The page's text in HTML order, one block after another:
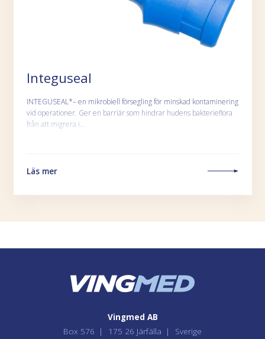
Integuseal
INTEGUSEAL*– en mikrobiell försegling för minskad kontaminering
vid operationer. Ger en barriär som hindrar hudens bakterieflora
från att migrera i…
Läs mer
Vingmed AB
Box 576
175 26 Järfälla
Sverige